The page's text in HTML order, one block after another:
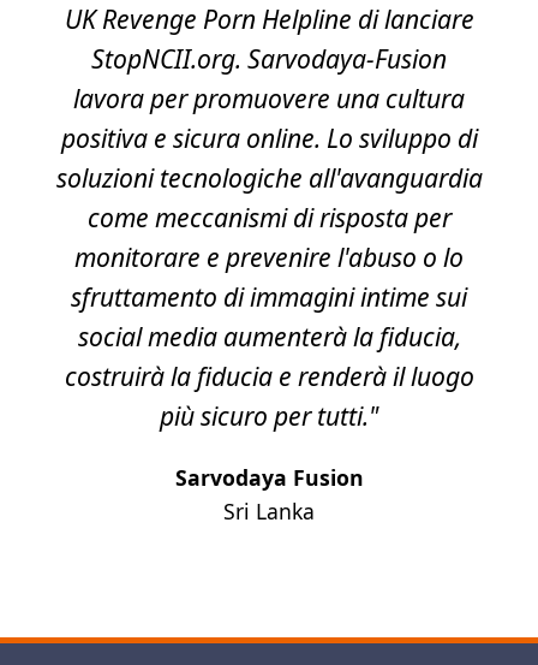
UK Revenge Porn Helpline di lanciare
StopNCII.org. Sarvodaya-Fusion
lavora per promuovere una cultura
positiva e sicura online. Lo sviluppo di
soluzioni tecnologiche all'avanguardia
come meccanismi di risposta per
monitorare e prevenire l'abuso o lo
sfruttamento di immagini intime sui
social media aumenterà la fiducia,
costruirà la fiducia e renderà il luogo
più sicuro per tutti."
Sarvodaya Fusion
Sri Lanka